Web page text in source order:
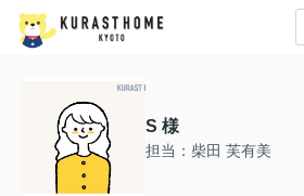
S 様
担当：柴田 芙有美